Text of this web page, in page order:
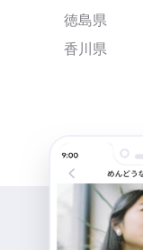
徳島県
香川県